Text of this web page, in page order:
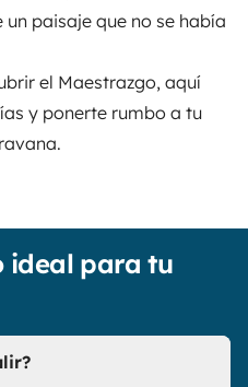
paisaje que no se había
el Maestrazgo, aquí
y ponerte rumbo a tu
ideal para tu